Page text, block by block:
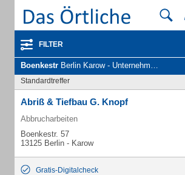
FILTER
Boenkestr Berlin Karow - Unternehmen und Personen
Standardtreffer
Abriß & Tiefbau G. Knopf
Abbrucharbeiten
Boenkestr. 57
13125 Berlin - Karow
Gratis-Digitalcheck